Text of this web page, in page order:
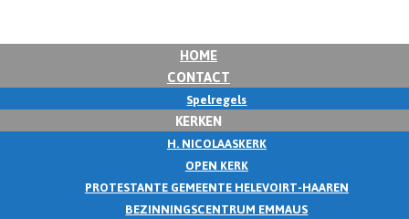
HOME
CONTACT
Spelregels
KERKEN
H. NICOLAASKERK
OPEN KERK
PROTESTANTE GEMEENTE HELEVOIRT-HAAREN
BEZINNINGSCENTRUM EMMAUS